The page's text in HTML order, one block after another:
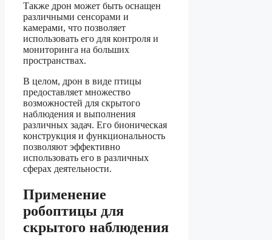
Также дрон может быть оснащен
различными сенсорами и
камерами, что позволяет
использовать его для контроля и
мониторинга на больших
пространствах.
В целом, дрон в виде птицы
предоставляет множество
возможностей для скрытого
наблюдения и выполнения
различных задач. Его бионическая
конструкция и функциональность
позволяют эффективно
использовать его в различных
сферах деятельности.
Применение
робоптицы для
скрытого наблюдения